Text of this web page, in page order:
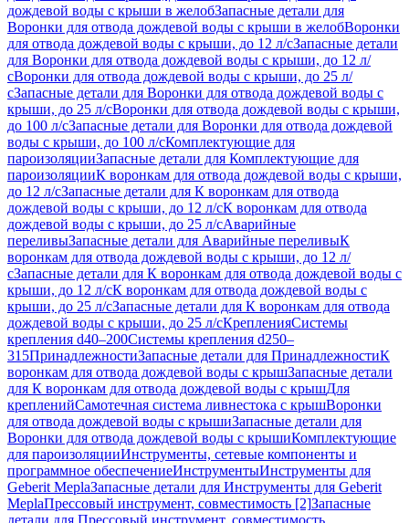
дождевой воды с крыши в желобЗапасные детали для
Воронки для отвода дождевой воды с крыши в желобВоронки
для отвода дождевой воды с крыши, до 12 л/сЗапасные детали
для Воронки для отвода дождевой воды с крыши, до 12 л/
сВоронки для отвода дождевой воды с крыши, до 25 л/
сЗапасные детали для Воронки для отвода дождевой воды с
крыши, до 25 л/сВоронки для отвода дождевой воды с крыши,
до 100 л/сЗапасные детали для Воронки для отвода дождевой
воды с крыши, до 100 л/сКомплектующие для
пароизоляцииЗапасные детали для Комплектующие для
пароизоляцииК воронкам для отвода дождевой воды с крыши,
до 12 л/сЗапасные детали для К воронкам для отвода
дождевой воды с крыши, до 12 л/сК воронкам для отвода
дождевой воды с крыши, до 25 л/сАварийные
переливыЗапасные детали для Аварийные переливыК
воронкам для отвода дождевой воды с крыши, до 12 л/
сЗапасные детали для К воронкам для отвода дождевой воды с
крыши, до 12 л/сК воронкам для отвода дождевой воды с
крыши, до 25 л/сЗапасные детали для К воронкам для отвода
дождевой воды с крыши, до 25 л/сКрепленияСистемы
крепления d40–200Системы крепления d250–
315ПринадлежностиЗапасные детали для ПринадлежностиК
воронкам для отвода дождевой воды с крышЗапасные детали
для К воронкам для отвода дождевой воды с крышДля
крепленийСамотечная система ливнестока с крышВоронки
для отвода дождевой воды с крышиЗапасные детали для
Воронки для отвода дождевой воды с крышиКомплектующие
для пароизоляцииИнструменты, сетевые компоненты и
программное обеспечениеИнструментыИнструменты для
Geberit MeplaЗапасные детали для Инструменты для Geberit
MeplaПрессовый инструмент, совместимость [2]Запасные
детали для Прессовый инструмент, совместимость